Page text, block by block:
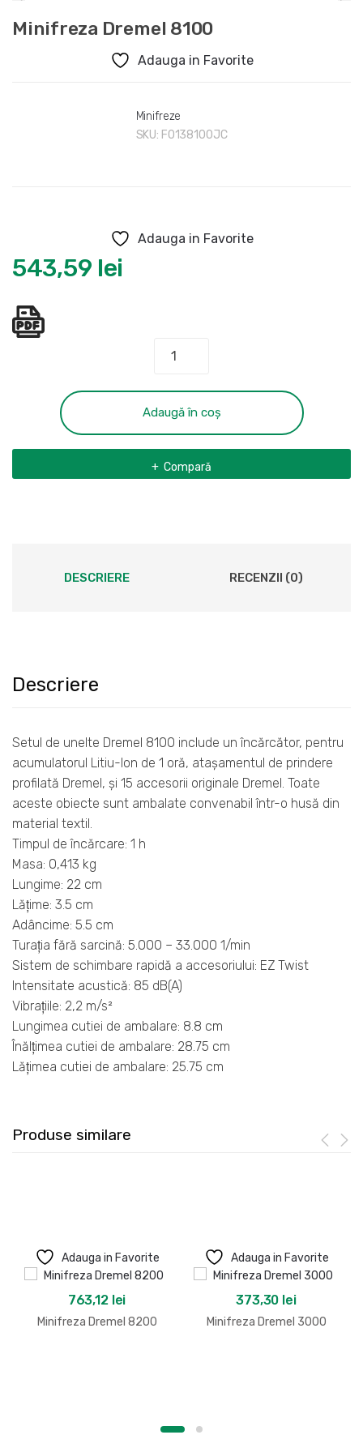
Minifreza Dremel 8100
Adauga in Favorite
Minifreze
SKU: F0138100JC
Adauga in Favorite
543,59 lei
Cantitate
Dremel
8100
Adaugă în coș
Compară
DESCRIERE RECENZII (0)
Descriere
Setul de unelte Dremel 8100 include un încărcător, pentru
acumulatorul Litiu-Ion de 1 oră, ataşamentul de prindere
profilată Dremel, şi 15 accesorii originale Dremel. Toate
aceste obiecte sunt ambalate convenabil într-o husă din
material textil.
Timpul de încărcare: 1 h
Masa: 0,413 kg
Lungime: 22 cm
Lăţime: 3.5 cm
Adâncime: 5.5 cm
Turaţia fără sarcină: 5.000 – 33.000 1/min
Sistem de schimbare rapidă a accesoriului: EZ Twist
Intensitate acustică: 85 dB(A)
Vibraţiile: 2,2 m/s²
Lungimea cutiei de ambalare: 8.8 cm
Înălţimea cutiei de ambalare: 28.75 cm
Lăţimea cutiei de ambalare: 25.75 cm
Produse similare
Adauga in Favorite
763,12 lei
Minifreza Dremel 8200
Adauga in Favorite
373,30 lei
Minifreza Dremel 3000